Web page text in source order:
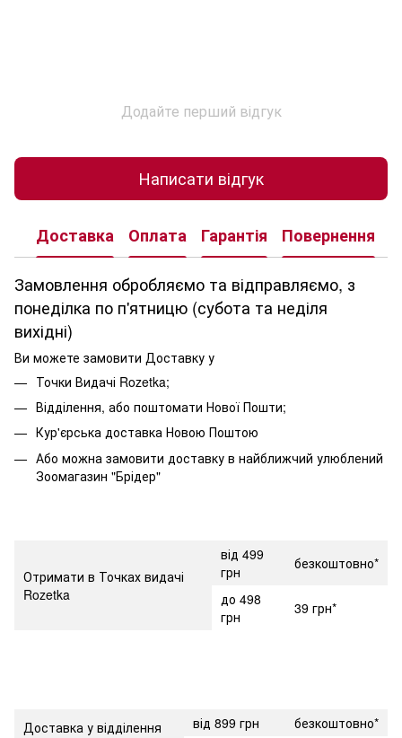
Додайте перший відгук
Написати відгук
Доставка Оплата Гарантія Повернення
Замовлення обробляємо та відправляємо, з
понеділка по п'ятницю (субота та неділя
вихідні)
Ви можете замовити Доставку у
Точки Видачі Rozetka;
Відділення, або поштомати Нової Пошти;
Кур'єрська доставка Новою Поштою
Або можна замовити доставку в найближчий улюблений
Зоомагазин "Брідер"
Отримати в Точках видачі
Rozetka
від 499
грн
безкоштовно*
до 498
грн
39 грн*
Доставка у відділення
від 899 грн
безкоштовно*